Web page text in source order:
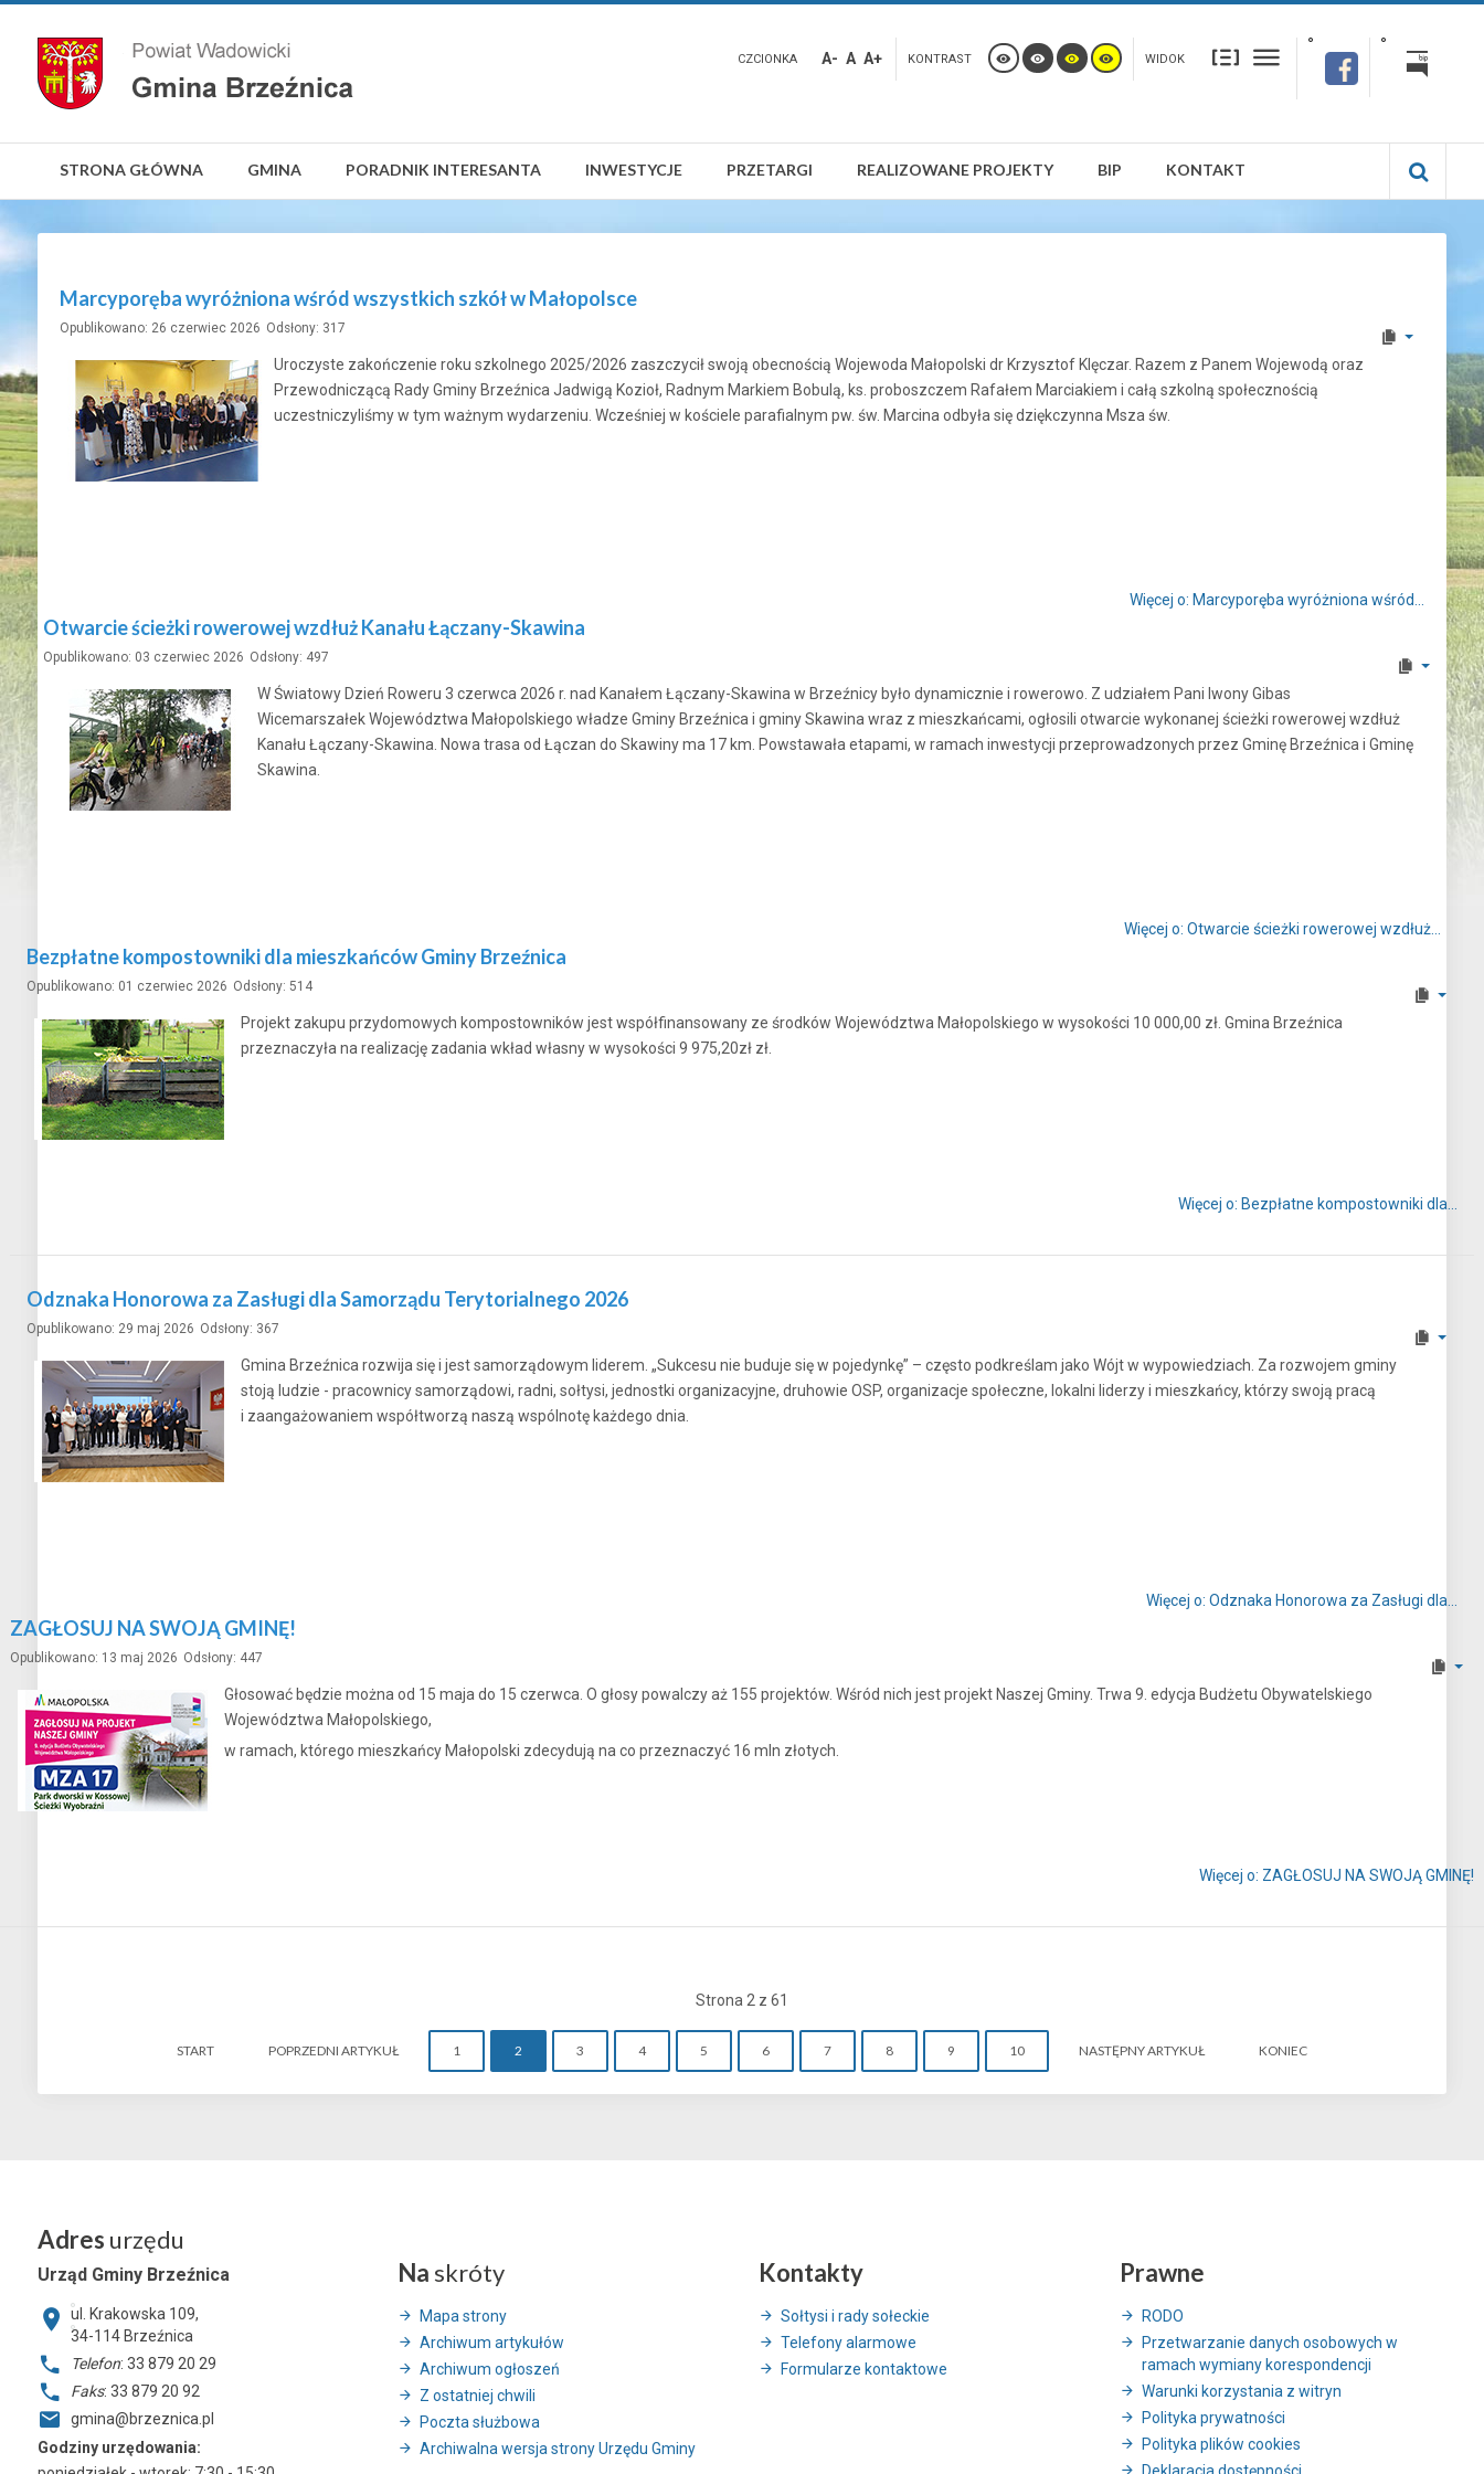
CZCIONKA A- A A+ KONTRAST WIDOK
STRONA GŁÓWNA GMINA PORADNIK INTERESANTA INWESTYCJE PRZETARGI REALIZOWANE PROJEKTY BIP KONTAKT
Marcyporęba wyróżniona wśród wszystkich szkół w Małopolsce
Opublikowano: 26 czerwiec 2026 Odsłony: 317
Uroczyste zakończenie roku szkolnego 2025/2026 zaszczycił swoją obecnością Wojewoda Małopolski dr Krzysztof Klęczar. Razem z Panem Wojewodą oraz
Przewodniczącą Rady Gminy Brzeźnica Jadwigą Kozioł, Radnym Markiem Bobulą, ks. proboszczem Rafałem Marciakiem i całą szkolną społecznością
uczestniczyliśmy w tym ważnym wydarzeniu. Wcześniej w kościele parafialnym pw. św. Marcina odbyła się dziękczynna Msza św.
Więcej o: Marcyporęba wyróżniona wśród...
Otwarcie ścieżki rowerowej wzdłuż Kanału Łączany-Skawina
Opublikowano: 03 czerwiec 2026 Odsłony: 497
W Światowy Dzień Roweru 3 czerwca 2026 r. nad Kanałem Łączany-Skawina w Brzeźnicy było dynamicznie i rowerowo. Z udziałem Pani Iwony Gibas
Wicemarszałek Województwa Małopolskiego władze Gminy Brzeźnica i gminy Skawina wraz z mieszkańcami, ogłosili otwarcie wykonanej ścieżki rowerowej wzdłuż
Kanału Łączany-Skawina. Nowa trasa od Łączan do Skawiny ma 17 km. Powstawała etapami, w ramach inwestycji przeprowadzonych przez Gminę Brzeźnica i Gminę
Skawina.
Więcej o: Otwarcie ścieżki rowerowej wzdłuż...
Bezpłatne kompostowniki dla mieszkańców Gminy Brzeźnica
Opublikowano: 01 czerwiec 2026 Odsłony: 514
Projekt zakupu przydomowych kompostowników jest współfinansowany ze środków Województwa Małopolskiego w wysokości 10 000,00 zł. Gmina Brzeźnica
przeznaczyła na realizację zadania wkład własny w wysokości 9 975,20zł zł.
Więcej o: Bezpłatne kompostowniki dla...
Odznaka Honorowa za Zasługi dla Samorządu Terytorialnego 2026
Opublikowano: 29 maj 2026 Odsłony: 367
Gmina Brzeźnica rozwija się i jest samorządowym liderem. „Sukcesu nie buduje się w pojedynkę” – często podkreślam jako Wójt w wypowiedziach. Za rozwojem gminy
stoją ludzie - pracownicy samorządowi, radni, sołtysi, jednostki organizacyjne, druhowie OSP, organizacje społeczne, lokalni liderzy i mieszkańcy, którzy swoją pracą
i zaangażowaniem współtworzą naszą wspólnotę każdego dnia.
Więcej o: Odznaka Honorowa za Zasługi dla...
ZAGŁOSUJ NA SWOJĄ GMINĘ!
Opublikowano: 13 maj 2026 Odsłony: 447
Głosować będzie można od 15 maja do 15 czerwca. O głosy powalczy aż 155 projektów. Wśród nich jest projekt Naszej Gminy. Trwa 9. edycja Budżetu Obywatelskiego
Województwa Małopolskiego,
w ramach, którego mieszkańcy Małopolski zdecydują na co przeznaczyć 16 mln złotych.
Więcej o: ZAGŁOSUJ NA SWOJĄ GMINĘ!
Strona 2 z 61
START POPRZEDNI ARTYKUŁ 1 2 3 4 5 6 7 8 9 10 NASTĘPNY ARTYKUŁ KONIEC
Adres urzędu
Urząd Gminy Brzeźnica
ul. Krakowska 109,
34-114 Brzeźnica
Telefon: 33 879 20 29
Faks: 33 879 20 92
gmina@brzeznica.pl
Godziny urzędowania:
Na skróty
Mapa strony
Archiwum artykułów
Archiwum ogłoszeń
Z ostatniej chwili
Poczta służbowa
Archiwalna wersja strony Urzędu Gminy
Kontakty
Sołtysi i rady sołeckie
Telefony alarmowe
Formularze kontaktowe
Prawne
RODO
Przetwarzanie danych osobowych w
ramach wymiany korespondencji
Warunki korzystania z witryn
Polityka prywatności
Polityka plików cookies